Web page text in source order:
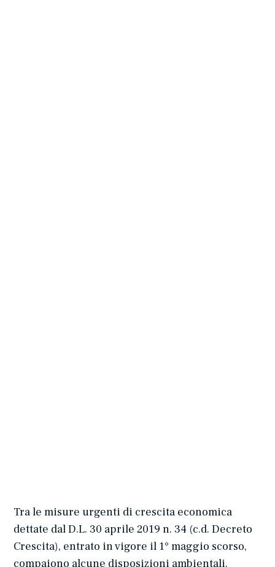
Tra le misure urgenti di crescita economica
dettate dal D.L. 30 aprile 2019 n. 34 (c.d. Decreto
Crescita), entrato in vigore il 1° maggio scorso,
compaiono alcune disposizioni ambientali.